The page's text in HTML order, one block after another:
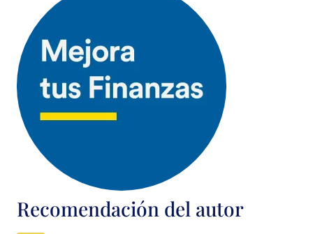
Recomendación del autor